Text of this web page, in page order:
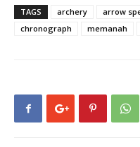
TAGS archery arrow
chronograph
memanah